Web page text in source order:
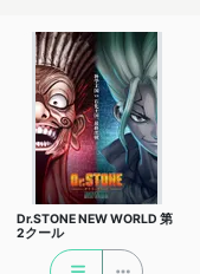
Dr.STONE NEW WORLD 第
2クール